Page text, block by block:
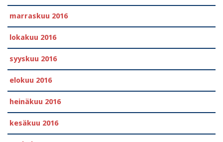
marraskuu 2016
lokakuu 2016
syyskuu 2016
elokuu 2016
heinäkuu 2016
kesäkuu 2016